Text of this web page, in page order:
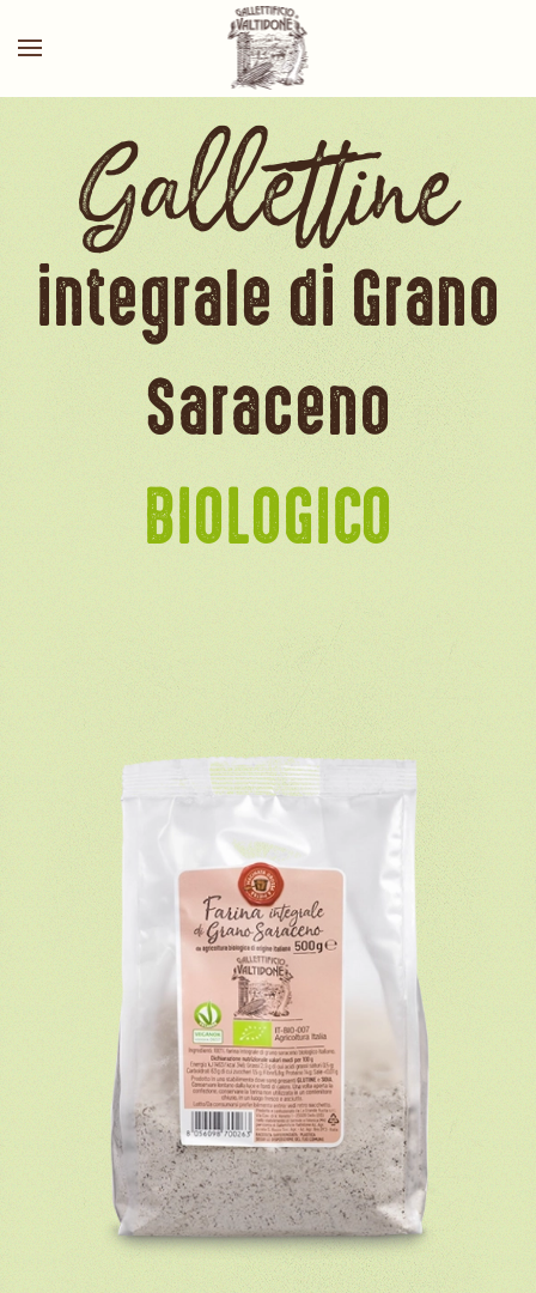
Gallettine
integrale di Grano
Saraceno
BIOLOGICO